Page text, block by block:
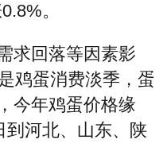
。
求回落等因素影
鸡蛋消费淡季，蛋
今年鸡蛋价格缘
到河北、山东、陕